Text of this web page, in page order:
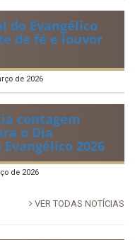
do Evangélico
de fé e louvor
de 2026
contagem
o Dia
2026
de 2026
VER TODAS NOTÍCIAS